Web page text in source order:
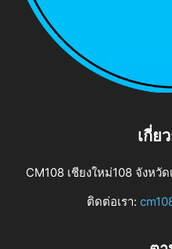
เกี่ย
CM108 เชียงใหม่108 จังหวั
ติดต่อเรา: